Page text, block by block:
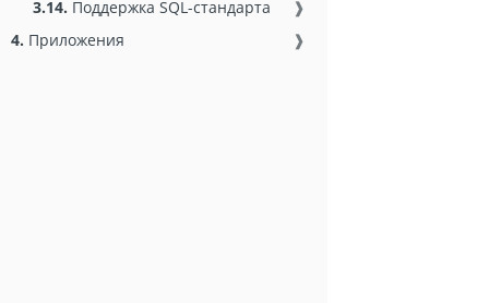
3.14. Поддержка SQL-стандарта
❱
4. Приложения ❱